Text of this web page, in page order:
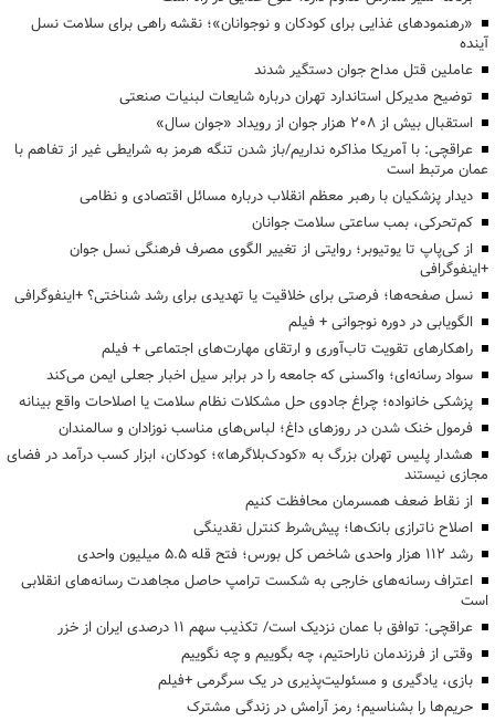
«رهنمودهای غذایی برای کودکان و نوجوانان»؛ نقشه راهی برای سلامت نسل
آینده
عاملین قتل مداح جوان دستگیر شدند
توضیح مدیرکل استاندارد تهران درباره شایعات لبنیات صنعتی
استقبال بیش از ۲۰۸ هزار جوان از رویداد «جوان سال»
عراقچی: با آمریکا مذاکره نداریم/باز شدن تنگه هرمز به شرایطی غیر از تفاهم با
عمان مرتبط است
دیدار پزشکیان با رهبر معظم انقلاب درباره مسائل اقتصادی و نظامی
کم‌تحرکی، بمب ساعتی سلامت جوانان
از کی‌پاپ تا یوتیوبر؛ روایتی از تغییر الگوی مصرف فرهنگی نسل جوان
+اینفوگرافی
نسل صفحه‌ها؛ فرصتی برای خلاقیت یا تهدیدی برای رشد شناختی؟ +اینفوگرافی
الگویابی در دوره نوجوانی + فیلم
راهکارهای تقویت تاب‌آوری و ارتقای مهارت‌های اجتماعی + فیلم
سواد رسانه‌ای؛ واکسنی که جامعه را در برابر سیل اخبار جعلی ایمن می‌کند
پزشکی خانواده؛ چراغ جادوی حل مشکلات نظام سلامت یا اصلاحات واقع بینانه
فرمول خنک شدن در روزهای داغ؛ لباس‌های مناسب نوزادان و سالمندان
هشدار پلیس تهران بزرگ به «کودک‌بلاگرها»؛ کودکان، ابزار کسب درآمد در فضای
مجازی نیستند
از نقاط ضعف همسرمان محافظت کنیم
اصلاح ناترازی بانک‌ها؛ پیش‌شرط کنترل نقدینگی
رشد ۱۱۲ هزار واحدی شاخص کل بورس؛ فتح قله ۵.۵ میلیون واحدی
اعتراف رسانه‌های خارجی به شکست ترامپ حاصل مجاهدت رسانه‌های انقلابی
است
عراقچی: توافق با عمان نزدیک است/ تکذیب سهم ۱۱ درصدی ایران از خزر
وقتی از فرزندمان ناراحتیم، چه بگوییم و چه نگوییم
بازی، یادگیری و مسئولیت‌پذیری در یک سرگرمی +فیلم
حریم‌ها را بشناسیم؛ رمز آرامش در زندگی مشترک